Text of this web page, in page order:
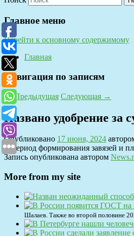
Главное меню
Перейти к основному содержимому
Главная
Навигация по записям
←Предыдущая Следующая →
Названо удобрение за
Опубликовано 17 июня, 2024
В период формирования завязей и
Запись опубликована автором
More from my site
Шалаев. Также во второй половине